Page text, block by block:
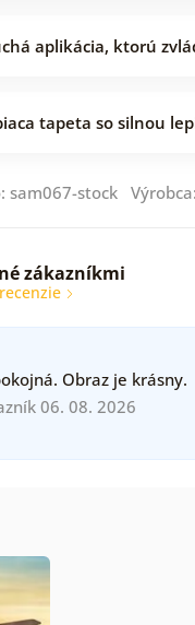
aplikácia, ktorú
tapeta so silnou
sam067-stock Výrobca:
zákazníkmi
Obraz je krásny.
06. 08. 2026